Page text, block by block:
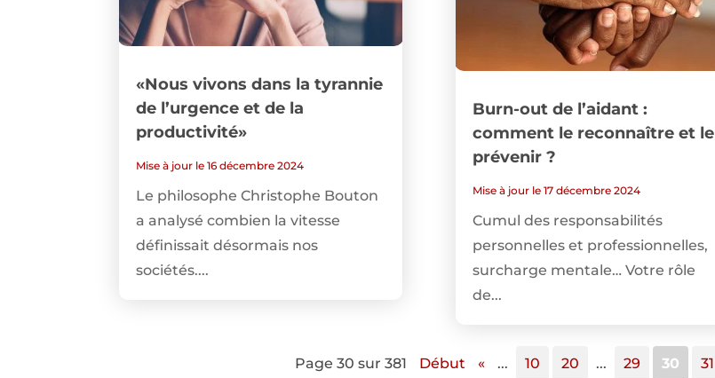
«Nous vivons dans la tyrannie
de l’urgence et de la
productivité»
Mise à jour le 16 décembre 2024
Le philosophe Christophe Bouton
a analysé combien la vitesse
définissait désormais nos
sociétés....
Burn-out de l’aidant :
comment le reconnaître et le
prévenir ?
Mise à jour le 17 décembre 2024
Cumul des responsabilités
personnelles et professionnelles,
surcharge mentale… Votre rôle
de...
Page 30 sur 381 Début « ... 10 20 ... 29 30 31